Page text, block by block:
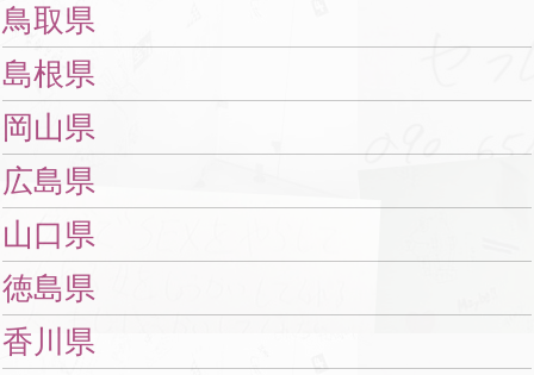
鳥取県
島根県
岡山県
広島県
山口県
徳島県
香川県